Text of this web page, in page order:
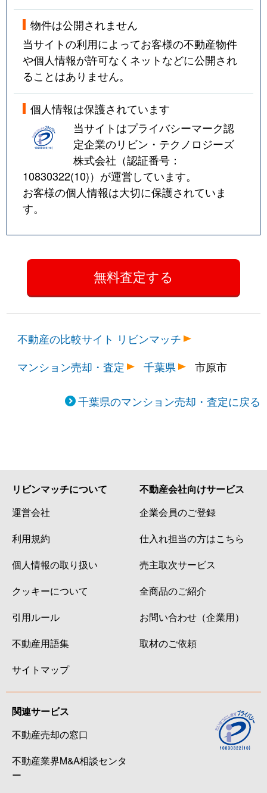
物件は公開されません
当サイトの利用によってお客様の不動産物件
や個人情報が許可なくネットなどに公開され
ることはありません。
個人情報は保護されています
当サイトはプライバシーマーク認
定企業のリビン・テクノロジーズ
株式会社（認証番号：
10830322(10)）が運営しています。
お客様の個人情報は大切に保護されていま
す。
不動産の比較サイト リビンマッチ
マンション売却・査定
千葉県 市原市
千葉県のマンション売却・査定に戻る
リビンマッチについて
運営会社
利用規約
個人情報の取り扱い
クッキーについて
引用ルール
不動産用語集
サイトマップ
不動産会社向けサービス
企業会員のご登録
仕入れ担当の方はこちら
売主取次サービス
全商品のご紹介
お問い合わせ（企業用）
取材のご依頼
関連サービス
不動産売却の窓口
不動産業界M&A相談センタ
ー